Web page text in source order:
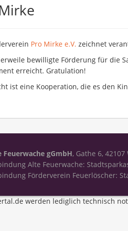
Pro Mirke e.V. zeichnet
bewilligte Förderung für die
erreicht. Gratulation!
ist eine Kooperation, die es den
Feuerwache gGmbH, Gathe 6,
Alte Feuerwache:
Förderverein Feuerlöscher:
werden lediglich technisch